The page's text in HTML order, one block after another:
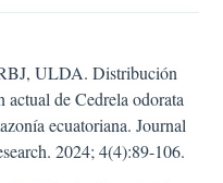
ULDA. Distribución
actual de Cedrela odorata
ecuatoriana. Journal
2024; 4(4):89-106.